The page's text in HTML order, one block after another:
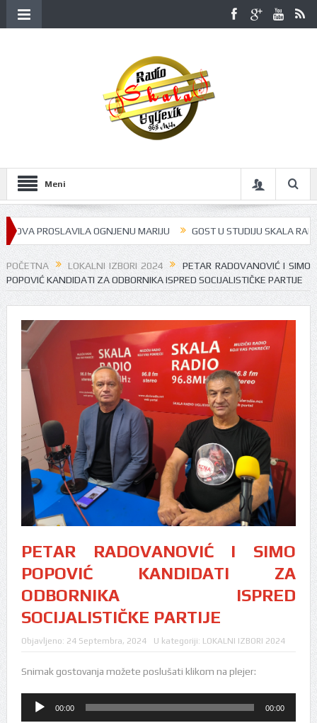
Meni
PROSLAVILA OGNJENU MARIJU GOST U STUDIJU SKALA RADIJA
POČETNA LOKALNI IZBORI 2024
PETAR RADOVANOVIĆ I SIMO
POPOVIĆ KANDIDATI ZA ODBORNIKA ISPRED SOCIJALISTIČKE PARTIJE
PETAR RADOVANOVIĆ I SIMO
POPOVIĆ KANDIDATI ZA
ODBORNIKA ISPRED
SOCIJALISTIČKE PARTIJE
Objavljeno: 24 Septembra, 2024 U kategoriji: LOKALNI IZBORI 2024
Snimak gostovanja možete poslušati klikom na plejer:
Audio
Player
00:00 00:00